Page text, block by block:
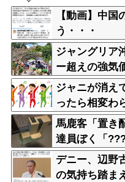
【動画】中
う・・・
ジャングリア
ー超えの強気
ジャニが消え
ったら相変わ
馬鹿客「置き
達員ぼく「
デニー、辺野
の気持ち踏ま